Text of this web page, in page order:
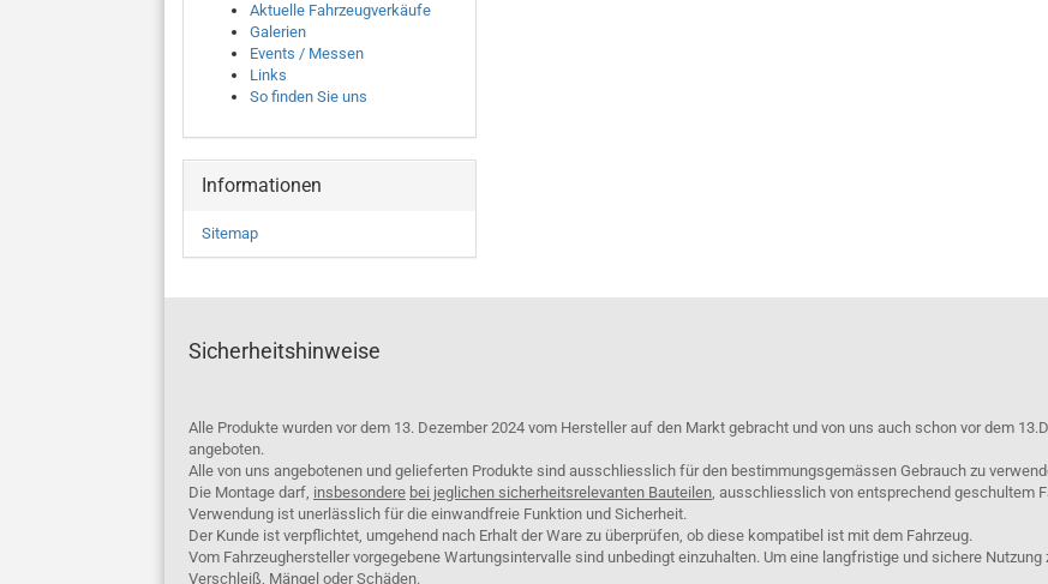
Aktuelle Fahrzeugverkäufe
Galerien
Events / Messen
Links
So finden Sie uns
Informationen
Sitemap
Sicherheitshinweise
Alle Produkte wurden vor dem 13. Dezember 2024 vom Hersteller auf den Markt gebracht und von uns auch schon vor dem
angeboten.
Alle von uns angebotenen und gelieferten Produkte sind ausschliesslich für den bestimmungsgemässen Gebrauch zu
Die Montage darf, insbesondere bei jeglichen sicherheitsrelevanten Bauteilen, ausschliesslich von entsprechend geschultem
Verwendung ist unerlässlich für die einwandfreie Funktion und Sicherheit.
Der Kunde ist verpflichtet, umgehend nach Erhalt der Ware zu überprüfen, ob diese kompatibel ist mit dem Fahrzeug.
Vom Fahrzeughersteller vorgegebene Wartungsintervalle sind unbedingt einzuhalten. Um eine langfristige und sichere
Verschleiß, Mängel oder Schäden.